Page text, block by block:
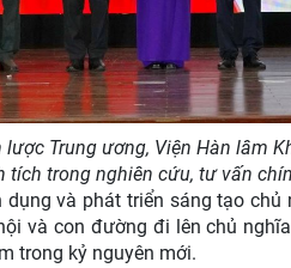
Trung ương, Viện Hàn lâm
tích trong nghiên cứu, tư vấn
và phát triển sáng tạo
và con đường đi lên chủ
trong kỷ nguyên mới.